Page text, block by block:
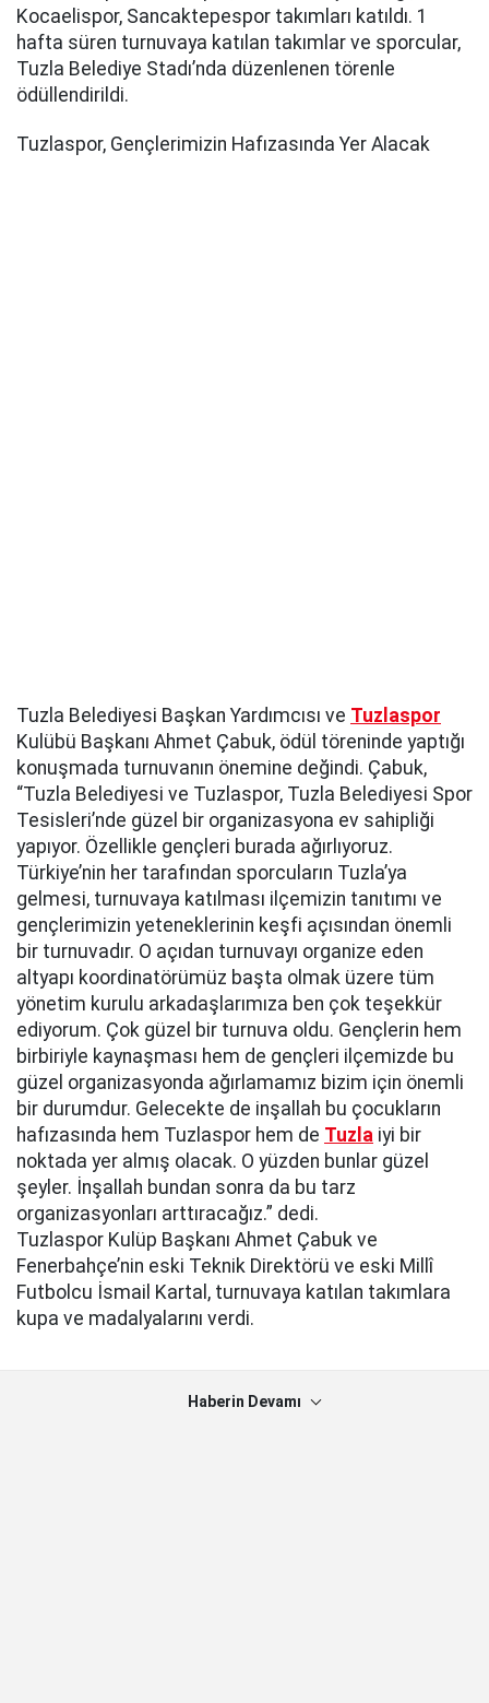
Kocaelispor, Sancaktepespor takımları katıldı. 1
hafta süren turnuvaya katılan takımlar ve sporcular,
Tuzla Belediye Stadı’nda düzenlenen törenle
ödüllendirildi.
Tuzlaspor, Gençlerimizin Hafızasında Yer Alacak
Tuzla Belediyesi Başkan Yardımcısı ve Tuzlaspor
Kulübü Başkanı Ahmet Çabuk, ödül töreninde yaptığı
konuşmada turnuvanın önemine değindi. Çabuk,
“Tuzla Belediyesi ve Tuzlaspor, Tuzla Belediyesi Spor
Tesisleri’nde güzel bir organizasyona ev sahipliği
yapıyor. Özellikle gençleri burada ağırlıyoruz.
Türkiye’nin her tarafından sporcuların Tuzla’ya
gelmesi, turnuvaya katılması ilçemizin tanıtımı ve
gençlerimizin yeteneklerinin keşfi açısından önemli
bir turnuvadır. O açıdan turnuvayı organize eden
altyapı koordinatörümüz başta olmak üzere tüm
yönetim kurulu arkadaşlarımıza ben çok teşekkür
ediyorum. Çok güzel bir turnuva oldu. Gençlerin hem
birbiriyle kaynaşması hem de gençleri ilçemizde bu
güzel organizasyonda ağırlamamız bizim için önemli
bir durumdur. Gelecekte de inşallah bu çocukların
hafızasında hem Tuzlaspor hem de Tuzla iyi bir
noktada yer almış olacak. O yüzden bunlar güzel
şeyler. İnşallah bundan sonra da bu tarz
organizasyonları arttıracağız.” dedi.
Tuzlaspor Kulüp Başkanı Ahmet Çabuk ve
Fenerbahçe’nin eski Teknik Direktörü ve eski Millî
Futbolcu İsmail Kartal, turnuvaya katılan takımlara
kupa ve madalyalarını verdi.
Haberin Devamı